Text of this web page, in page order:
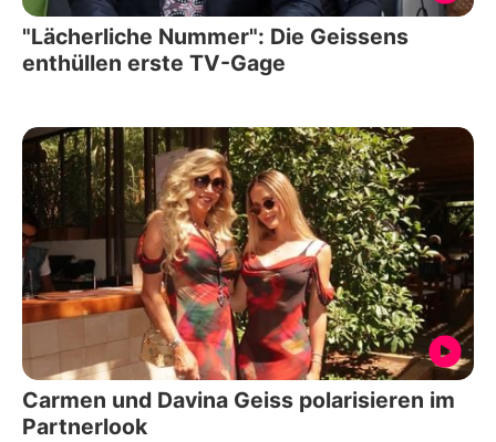
"Lächerliche Nummer": Die Geissens
enthüllen erste TV-Gage
Carmen und Davina Geiss polarisieren im
Partnerlook